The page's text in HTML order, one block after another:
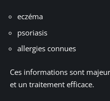
eczéma
psoriasis
allergies connues
Ces informations sont
et un traitement efficace.